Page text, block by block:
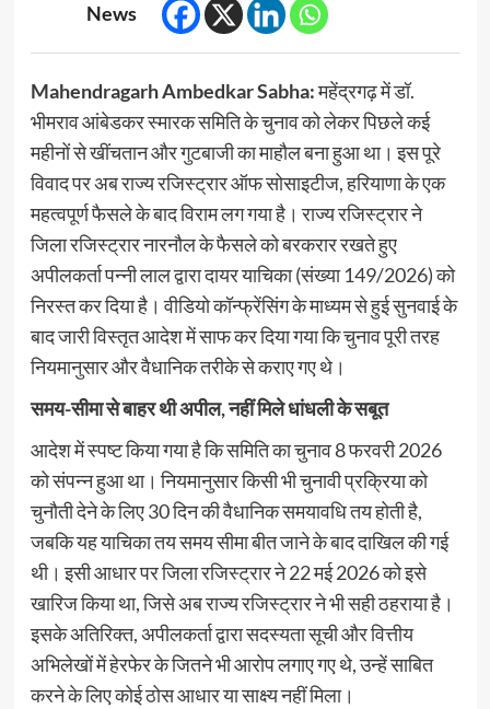
Mahendragarh Ambedkar Sabha:महेंद्रगढ़ में डॉ.
भीमराव आंबेडकर स्मारक समिति के चुनाव को लेकर पिछले कई
महीनों से खींचतान और गुटबाजी का माहौल बना हुआ था। इस पूरे
विवाद पर अब राज्य रजिस्ट्रार ऑफ सोसाइटीज, हरियाणा के एक
महत्वपूर्ण फैसले के बाद विराम लग गया है। राज्य रजिस्ट्रार ने
जिला रजिस्ट्रार नारनौल के फैसले को बरकरार रखते हुए
अपीलकर्ता पन्नी लाल द्वारा दायर याचिका (संख्या 149/2026) को
निरस्त कर दिया है। वीडियो कॉन्फ्रेंसिंग के माध्यम से हुई सुनवाई के
बाद जारी विस्तृत आदेश में साफ कर दिया गया कि चुनाव पूरी तरह
नियमानुसार और वैधानिक तरीके से कराए गए थे।
समय-सीमा से बाहर थी अपील, नहीं मिले धांधली के सबूत
आदेश में स्पष्ट किया गया है कि समिति का चुनाव 8 फरवरी 2026
को संपन्न हुआ था। नियमानुसार किसी भी चुनावी प्रक्रिया को
चुनौती देने के लिए 30 दिन की वैधानिक समयावधि तय होती है,
जबकि यह याचिका तय समय सीमा बीत जाने के बाद दाखिल की गई
थी। इसी आधार पर जिला रजिस्ट्रार ने 22 मई 2026 को इसे
खारिज किया था, जिसे अब राज्य रजिस्ट्रार ने भी सही ठहराया है।
इसके अतिरिक्त, अपीलकर्ता द्वारा सदस्यता सूची और वित्तीय
अभिलेखों में हेरफेर के जितने भी आरोप लगाए गए थे, उन्हें साबित
करने के लिए कोई ठोस आधार या साक्ष्य नहीं मिला।